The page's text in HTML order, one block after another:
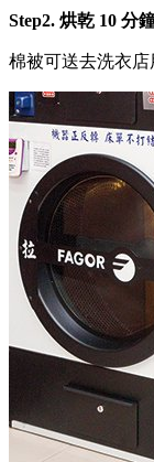
Step2. 烘乾 10 分
棉被可送去洗衣店